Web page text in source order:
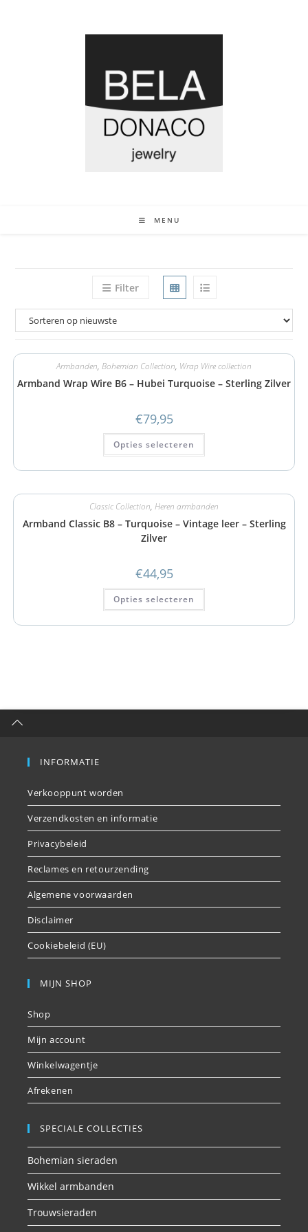
MENU
Filter
Armbanden, Bohemian Collection, Wrap Wire collection
Armband Wrap Wire B6 – Hubei Turquoise – Sterling Zilver
€79,95
Opties selecteren
Classic Collection, Heren armbanden
Armband Classic B8 – Turquoise – Vintage leer – Sterling
Zilver
€44,95
Opties selecteren
INFORMATIE
Verkooppunt worden
Verzendkosten en informatie
Privacybeleid
Reclames en retourzending
Algemene voorwaarden
Disclaimer
Cookiebeleid (EU)
MIJN SHOP
Shop
Mijn account
Winkelwagentje
Afrekenen
SPECIALE COLLECTIES
Bohemian sieraden
Wikkel armbanden
Trouwsieraden